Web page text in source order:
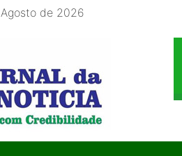
de 2026